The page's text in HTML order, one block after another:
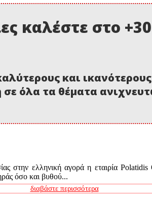
καλέστε στο
και
όλα τα θέματα
στην ελληνική αγορά η εταιρία
όσο και βυθού...
διαβάστε περισσότερα